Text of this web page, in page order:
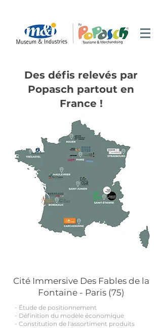
Des défis relevés par
Popasch partout en
France !
Cité Immersive Des Fables de la
Fontaine - Paris (75)
- Étude de positionnement
- Définition du modèle économique
- Constitution de l'assortiment produits